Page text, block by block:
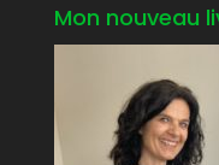
Mon nouveau